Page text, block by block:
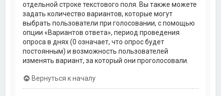
отдельной строке текстового поля. Вы также можете
задать количество вариантов, которые могут
выбрать пользователи при голосовании, с помощью
опции «Вариантов ответа», период проведения
опроса в днях (0 означает, что опрос будет
постоянным) и возможность пользователей
изменять вариант, за который они проголосовали.
Вернуться к началу